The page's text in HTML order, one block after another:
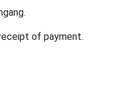
of payment.